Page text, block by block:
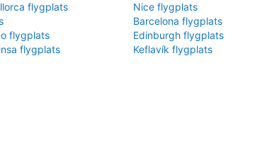
flygplats
Nice flygplats
Barcelona flygplats
flygplats
Edinburgh flygplats
flygplats
Keflavík flygplats